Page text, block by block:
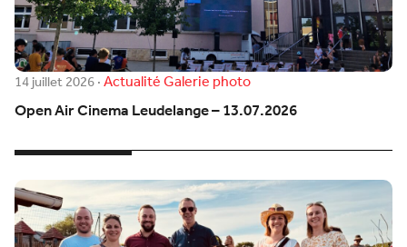
14 juillet 2026·ActualitéGalerie photo
Open Air Cinema Leudelange – 13.07.2026